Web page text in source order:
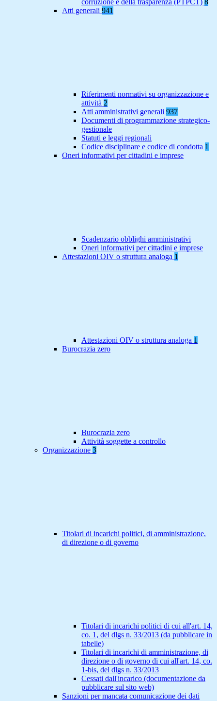
corruzione e della trasparenza (PTPCT) 8
Atti generali 941
Riferimenti normativi su organizzazione e
attività 2
Atti amministrativi generali 937
Documenti di programmazione strategico-
gestionale
Statuti e leggi regionali
Codice disciplinare e codice di condotta 1
Oneri informativi per cittadini e imprese
Scadenzario obblighi amministrativi
Oneri informativi per cittadini e imprese
Attestazioni OIV o struttura analoga 1
Attestazioni OIV o struttura analoga 1
Burocrazia zero
Burocrazia zero
Attività soggette a controllo
Organizzazione 3
Titolari di incarichi politici, di amministrazione,
di direzione o di governo
Titolari di incarichi politici di cui all'art. 14,
co. 1, del dlgs n. 33/2013 (da pubblicare in
tabelle)
Titolari di incarichi di amministrazione, di
direzione o di governo di cui all'art. 14, co.
1-bis, del dlgs n. 33/2013
Cessati dall'incarico (documentazione da
pubblicare sul sito web)
Sanzioni per mancata comunicazione dei dati